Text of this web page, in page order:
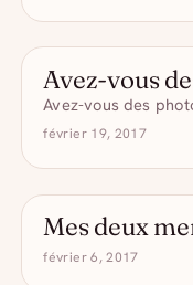
- DRÔLE D'ALCOOL
Avez-vous
Avez-vous des
février 19, 2017
- DRÔLE D'ALCOOL
Mes deux
février 6, 2017